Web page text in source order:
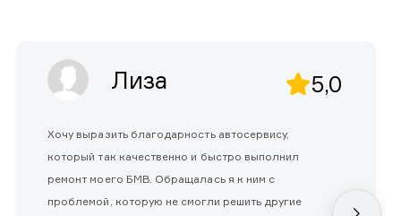
Лиза 5,0
Хочу выразить благодарность автосервису,
который так качественно и быстро выполнил
ремонт моего БМВ. Обращалась я к ним с
проблемой, которую не смогли решить другие